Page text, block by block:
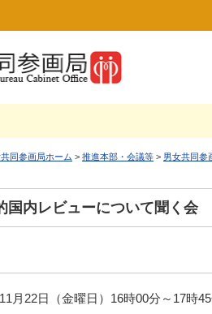
同参画局ホーム > 推進本部・会議等 > 男女共同参
国内レビューについて聞く会
月22日（金曜日）16時00分～17時